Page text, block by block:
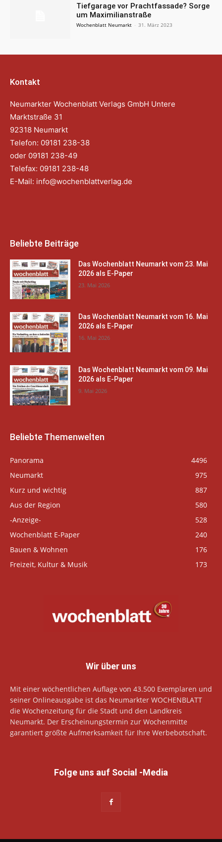
Tiefgarage vor Prachtfassade? Sorge
um Maximilianstraße
Wochenblatt Neumarkt - 31. März 2023
Kontakt
Neumarkter Wochenblatt Verlags GmbH Untere
Marktstraße 31
92318 Neumarkt
Telefon: 09181 238-38
oder 09181 238-49
Telefax: 09181 238-48
E-Mail: info@wochenblattverlag.de
Beliebte Beiträge
Das Wochenblatt Neumarkt vom 23. Mai
2026 als E-Paper
23. Mai 2026
Das Wochenblatt Neumarkt vom 16. Mai
2026 als E-Paper
16. Mai 2026
Das Wochenblatt Neumarkt vom 09. Mai
2026 als E-Paper
9. Mai 2026
Beliebte Themenwelten
Panorama
4496
Neumarkt
975
Kurz und wichtig
887
Aus der Region
580
-Anzeige-
528
Wochenblatt E-Paper
240
Bauen & Wohnen
176
Freizeit, Kultur & Musik
173
Wir über uns
Mit einer wöchentlichen Auflage von 43.500 Exemplaren und
seiner Onlineausgabe ist das Neumarkter WOCHENBLATT
die Wochenzeitung für die Stadt und den Landkreis
Neumarkt. Der Erscheinungstermin zur Wochenmitte
garantiert größte Aufmerksamkeit für Ihre Werbebotschaft.
Folge uns auf Social -Media